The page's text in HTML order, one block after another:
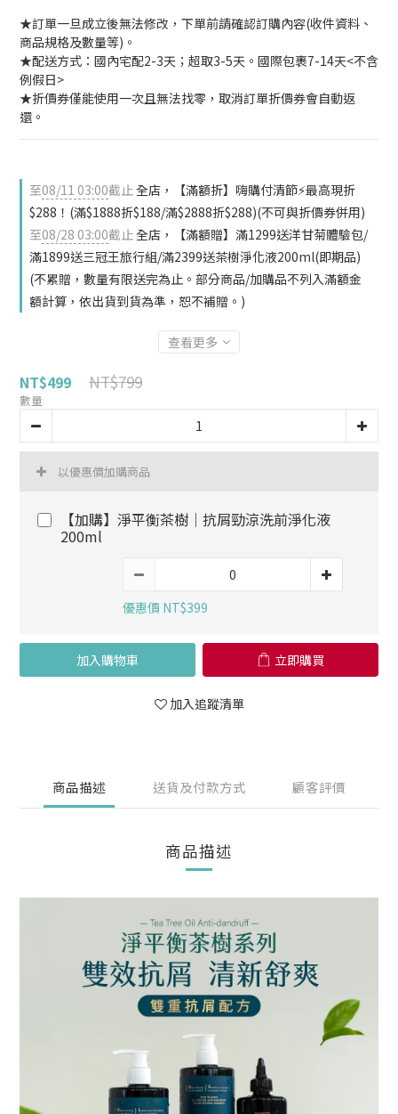
★訂單一旦成立後無法修改，下單前請確認訂購內容(收件資料、
商品規格及數量等)。
★配送方式：國內宅配2-3天；超取3-5天。國際包裹7-14天<不含
例假日>
★折價券僅能使用一次且無法找零，取消訂單折價券會自動返
還。
至08/11 03:00截止全店，【滿額折】嗨購付清節⚡最高現折
$288！(滿$1888折$188/滿$2888折$288)(不可與折價券併用)
至08/28 03:00截止全店，【滿額贈】滿1299送洋甘菊體驗包/
滿1899送三冠王旅行組/滿2399送茶樹淨化液200ml(即期品)
(不累贈，數量有限送完為止。部分商品/加購品不列入滿額金
額計算，依出貨到貨為準，恕不補贈。)
查看更多
NT$499 NT$799
數量
以優惠價加購商品
【加購】淨平衡茶樹│抗屑勁涼洗前淨化液
200ml
優惠價 NT$399
加入購物車 立即購買
加入追蹤清單
商品描述 送貨及付款方式 顧客評價
商品描述